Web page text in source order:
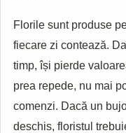
Florile sunt produse
fiecare zi contează.
timp, își pierde
prea repede, nu mai
comenzi. Dacă un
deschis, floristul